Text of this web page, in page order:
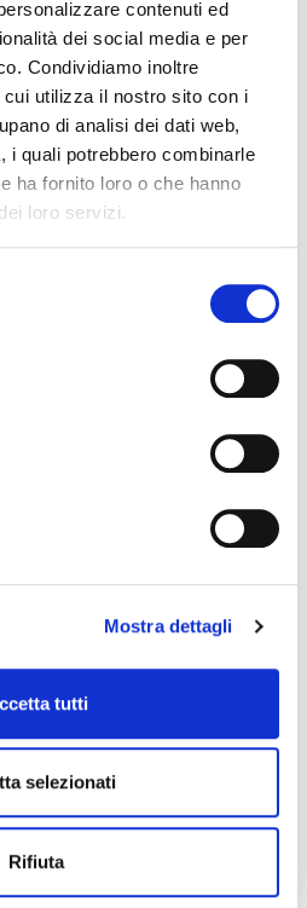
contenuti ed
dei social media e per
Condividiamo inoltre
utilizza il nostro sito con i
di analisi dei dati web,
i quali potrebbero combinarle
ha fornito loro o che hanno
loro servizi.
Mostra dettagli
tutti
selezionati
Rifiuta